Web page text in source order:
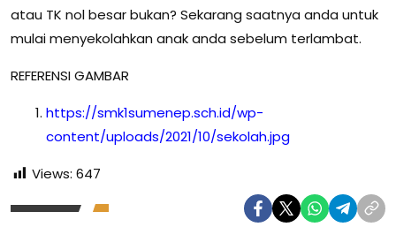
atau TK nol besar bukan? Sekarang saatnya anda untuk
mulai menyekolahkan anak anda sebelum terlambat.
REFERENSI GAMBAR
https://smk1sumenep.sch.id/wp-
content/uploads/2021/10/sekolah.jpg
Views: 647